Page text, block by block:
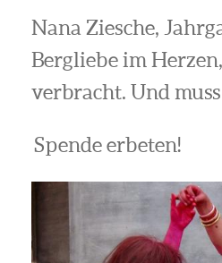
Nana Ziesche,
Bergliebe im
verbracht. Und
Spende erbeten!